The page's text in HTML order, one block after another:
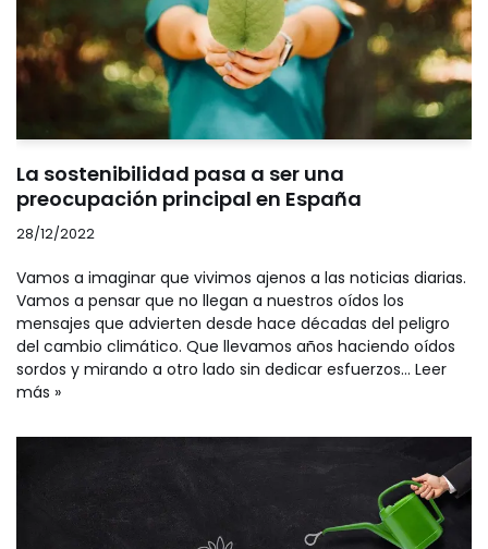
La sostenibilidad pasa a ser una
preocupación principal en España
28/12/2022
Vamos a imaginar que vivimos ajenos a las noticias diarias.
Vamos a pensar que no llegan a nuestros oídos los
mensajes que advierten desde hace décadas del peligro
del cambio climático. Que llevamos años haciendo oídos
sordos y mirando a otro lado sin dedicar esfuerzos… Leer
más »